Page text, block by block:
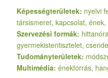
Képességterületek: nyelvi
társismeret, kapcsolat,
Szervezési formák:
gyermekistentisztelet,
Tudományterületek:
Multimédia: énekforrás,